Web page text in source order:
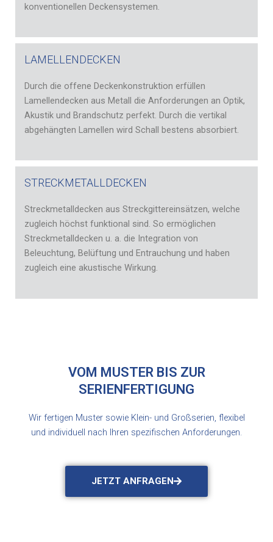
konventionellen Deckensystemen.
LAMELLENDECKEN
Durch die offene Deckenkonstruktion erfüllen
Lamellendecken aus Metall die Anforderungen an Optik,
Akustik und Brandschutz perfekt. Durch die vertikal
abgehängten Lamellen wird Schall bestens absorbiert.
STRECKMETALLDECKEN
Streckmetalldecken aus Streckgittereinsätzen, welche
zugleich höchst funktional sind. So ermöglichen
Streckmetalldecken u. a. die Integration von
Beleuchtung, Belüftung und Entrauchung und haben
zugleich eine akustische Wirkung.
VOM MUSTER BIS ZUR
SERIENFERTIGUNG
Wir fertigen Muster sowie Klein- und Großserien, flexibel
und individuell nach Ihren spezifischen Anforderungen.
JETZT ANFRAGEN